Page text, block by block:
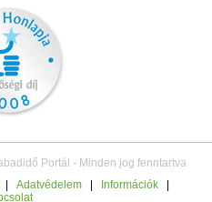
Portál - Minden jog fenntartva
Adatvédelem Információk